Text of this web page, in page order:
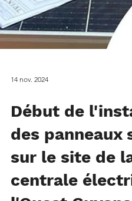
14 nov. 2024
Début de